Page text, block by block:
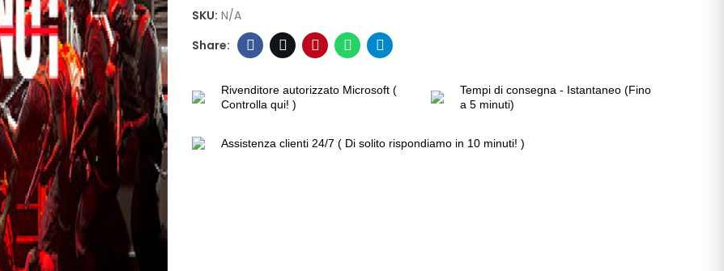
SKU: N/A
Rivenditore autorizzato Microsoft (
Controlla qui! )
Tempi di consegna - Istantaneo (Fino
a 5 minuti)
Assistenza clienti 24/7 ( Di solito rispondiamo in 10 minuti! )